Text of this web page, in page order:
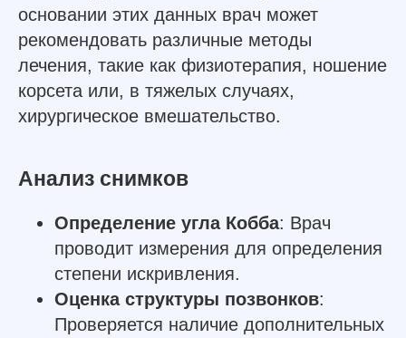
основании этих данных врач может
рекомендовать различные методы
лечения, такие как физиотерапия, ношение
корсета или, в тяжелых случаях,
хирургическое вмешательство.
Анализ снимков
Определение угла Кобба: Врач
проводит измерения для определения
степени искривления.
Оценка структуры позвонков:
Проверяется наличие дополнительных